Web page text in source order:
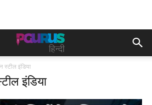
स्टील इंडिया
इंडिया